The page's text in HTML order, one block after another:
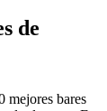
de
mejores bares